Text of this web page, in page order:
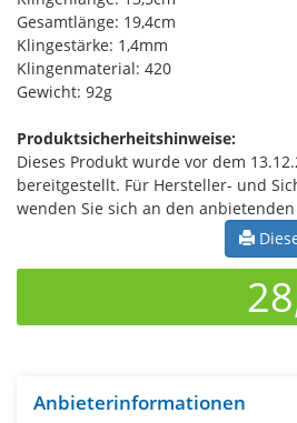
Gesamtlänge: 19,4cm
Klingestärke: 1,4mm
Klingenmaterial: 420
Gewicht: 92g
Produktsicherheitshinweise:
Dieses Produkt wurde vor dem
bereitgestellt. Für Hersteller- und
wenden Sie sich an den
Anbieterinformationen